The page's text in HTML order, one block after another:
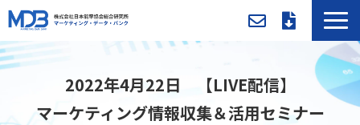
導入事例／課題別活用法
入会方法・料金
2022年4月22日 【LIVE配信】
マーケティング情報収集＆活用セミナー